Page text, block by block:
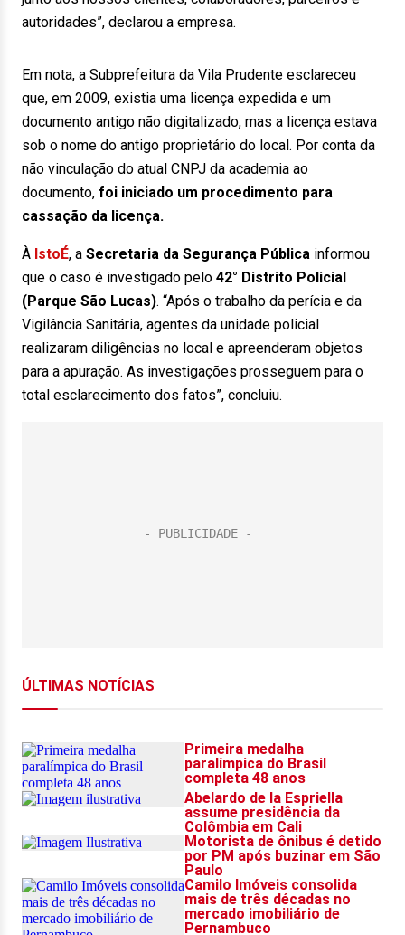
autoridades”, declarou a empresa.
Em nota, a Subprefeitura da Vila Prudente esclareceu
que, em 2009, existia uma licença expedida e um
documento antigo não digitalizado, mas a licença estava
sob o nome do antigo proprietário do local. Por conta da
não vinculação do atual CNPJ da academia ao
documento, foi iniciado um procedimento para
cassação da licença.
À IstoÉ, a Secretaria da Segurança Pública informou
que o caso é investigado pelo 42° Distrito Policial
(Parque São Lucas). “Após o trabalho da perícia e da
Vigilância Sanitária, agentes da unidade policial
realizaram diligências no local e apreenderam objetos
para a apuração. As investigações prosseguem para o
total esclarecimento dos fatos”, concluiu.